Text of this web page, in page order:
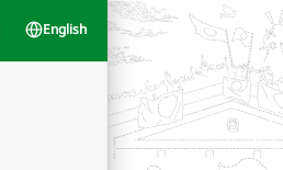
English